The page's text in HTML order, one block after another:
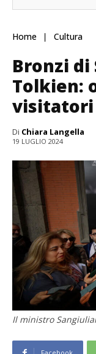
Home Cultura
Bronzi di
Tolkien:
visitatori
Di Chiara Langella
19 LUGLIO 2024
Il ministro